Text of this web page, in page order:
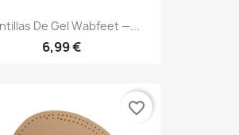
De Gel Wabfeet —...
6,99 €
favorite_border